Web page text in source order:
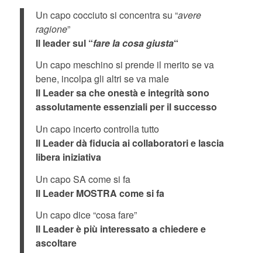
Un capo cocciuto si concentra su “avere
ragione”
Il leader sul “fare la cosa giusta“
Un capo meschino si prende il merito se va
bene, incolpa gli altri se va male
Il Leader sa che onestà e integrità sono
assolutamente essenziali per il successo
Un capo incerto controlla tutto
Il Leader dà fiducia ai collaboratori e lascia
libera iniziativa
Un capo SA come si fa
Il Leader MOSTRA come si fa
Un capo dice “cosa fare”
Il Leader è più interessato a chiedere e
ascoltare